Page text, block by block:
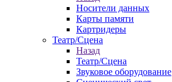
Носители данных
Карты памяти
Картридеры
Театр/Сцена
Назад
Театр/Сцена
Звуковое оборудование